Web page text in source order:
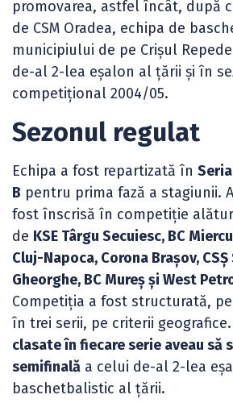
promovarea, astfel încât, după
de CSM Oradea, echipa de
municipiului de pe Crișul
de-al 2-lea eșalon al țării și în
competițional 2004/05.
Sezonul regulat
Echipa a fost repartizată în
B pentru prima fază a stagiunii.
fost înscrisă în competiție
de KSE Târgu Secuiesc, BC
Cluj-Napoca, Corona Braşov,
Gheorghe, BC Mureș și West
Competiția a fost structurată,
în trei serii, pe criterii geografice.
clasate în fiecare serie aveau să
semifinală a celui de-al 2-lea
baschetbalistic al țării.